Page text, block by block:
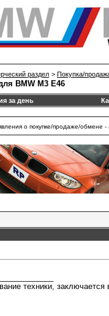
раздел > Покупка/
BMW M3 E46
за день
о покупке/продаже/обмене
техники,